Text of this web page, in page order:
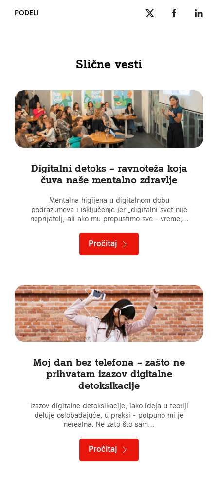
PODELI
Slične vesti
Digitalni detoks – ravnoteža koja
čuva naše mentalno zdravlje
Mentalna higijena u digitalnom dobu
podrazumeva i isključenje jer „digitalni svet nije
neprijatelj, ali ako mu prepustimo sve - vreme,…
Pročitaj
Moj dan bez telefona – zašto ne
prihvatam izazov digitalne
detoksikacije
Izazov digitalne detoksikacije, iako ideja u teoriji
deluje oslobađajuće, u praksi - potpuno mi je
nerealna. Ne zato što sam…
Pročitaj